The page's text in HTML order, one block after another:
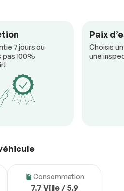
7 jours ou
pas 100%
Paix
Choisis
une
Consommation
7.7 Ville / 5.9